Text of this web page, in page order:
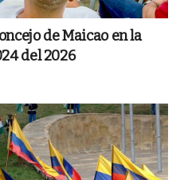
de Maicao en la
del 2026